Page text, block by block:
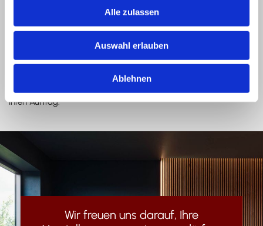
Alle zulassen
Auswahl erlauben
Ablehnen
Unsere Leistungsschwerpunkte sind im Bereich der Zimmerei
professionelle Dachdecker- und Spenglerarbeiten an. Wir
verschönern Ihre Fassade und sorgen mit hochwertigen Mitteln
Sanierung von Fachwerkhäusern geht, sind wir Ihr zuverlässiger
Ansprechpartner. Sie wünschen sich einen neuen Carport,
Balkon oder Gartenzaun? Dann freuen wir uns ebenfalls über
Ihren Auftrag.
Wir freuen uns darauf, Ihre